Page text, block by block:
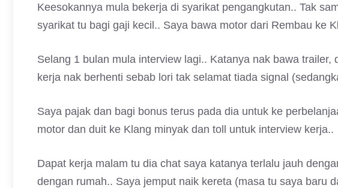
Keesokannya mula bekerja di syarikat pengangkutan.. Tak
syarikat tu bagi gaji kecil.. Saya bawa motor dari Rembau ke
Selang 1 bulan mula interview lagi.. Katanya nak bawa
kerja nak berhenti sebab lori tak selamat tiada signal
Saya pajak dan bagi bonus terus pada dia untuk ke
motor dan duit ke Klang minyak dan toll untuk interview kerja..
Dapat kerja malam tu dia chat saya katanya terlalu jauh
dengan rumah.. Saya jemput naik kereta (masa tu saya baru